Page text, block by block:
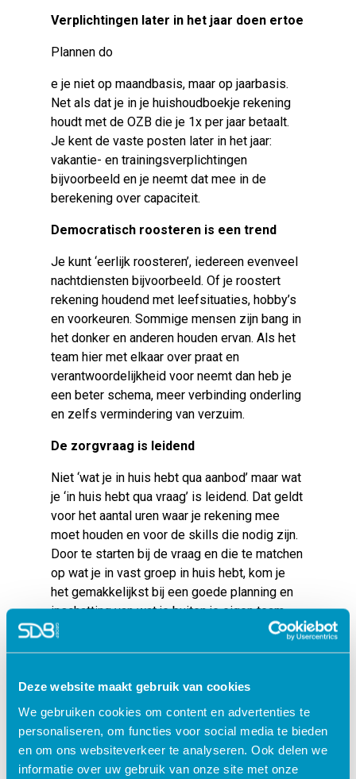
Deze website maakt gebruik van cookies
We gebruiken cookies om content en advertenties te
personaliseren, om functies voor social media te bieden
en om ons websiteverkeer te analyseren. Ook delen we
informatie over uw gebruik van onze site met onze
Verplichtingen later in het jaar doen ertoe
Plannen do
e je niet op maandbasis, maar op jaarbasis.
Net als dat je in je huishoudboekje rekening
houdt met de OZB die je 1x per jaar betaalt.
Je kent de vaste posten later in het jaar:
vakantie- en trainingsverplichtingen
bijvoorbeeld en je neemt dat mee in de
berekening over capaciteit.
Democratisch roosteren is een trend
Je kunt ‘eerlijk roosteren’, iedereen evenveel
nachtdiensten bijvoorbeeld. Of je roostert
rekening houdend met leefsituaties, hobby’s
en voorkeuren. Sommige mensen zijn bang in
het donker en anderen houden ervan. Als het
team hier met elkaar over praat en
verantwoordelijkheid voor neemt dan heb je
een beter schema, meer verbinding onderling
en zelfs vermindering van verzuim.
De zorgvraag is leidend
Niet ‘wat je in huis hebt qua aanbod’ maar wat
je ‘in huis hebt qua vraag’ is leidend. Dat geldt
voor het aantal uren waar je rekening mee
moet houden en voor de skills die nodig zijn.
Door te starten bij de vraag en die te matchen
op wat je in vast groep in huis hebt, kom je
het gemakkelijkst bij een goede planning en
inschatting van wat je buiten je eigen team
moet aanvullen.
Soms zijn gewoontes duur en onnodig en
soms ook niet. Houd ze daarom regelmatig
tegen het licht. Ik zie heel veel organisaties
heel tevreden zijn nadat ze
overdrachtsblokken hebben teruggebracht